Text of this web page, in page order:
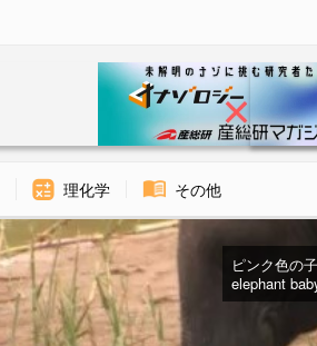
理化学 その他
ピンク色の
elephant